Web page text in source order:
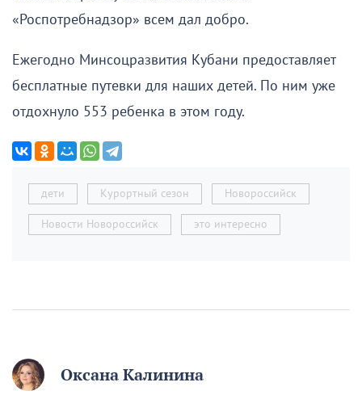
«Роспотребнадзор» всем дал добро.
Ежегодно Минсоцразвития Кубани предоставляет
бесплатные путевки для наших детей. По ним уже
отдохнуло 553 ребенка в этом году.
дети Курортный сезон Новороссийск
Новости Новороссийск это интересно
Оксана Калинина